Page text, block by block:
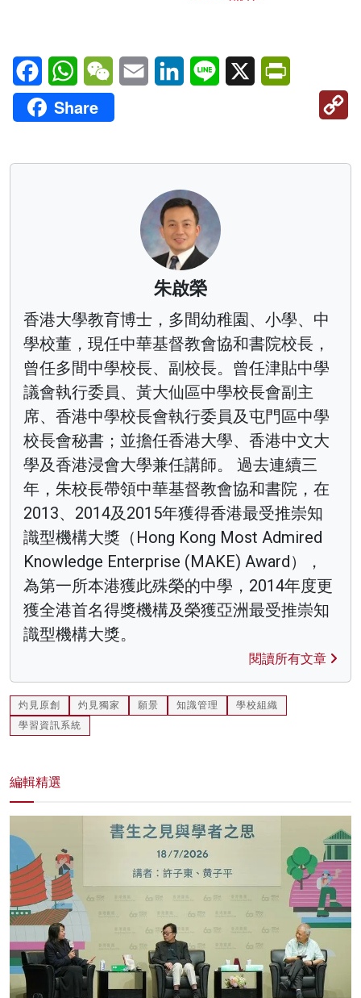
FacebookWhatsAppWeChatEmail LinkedInLine X
Share
朱啟榮
香港大學教育博士，多間幼稚園、小學、中
學校董，現任中華基督教會協和書院校長，
曾任多間中學校長、副校長。曾任津貼中學
議會執行委員、黃大仙區中學校長會副主
席、香港中學校長會執行委員及屯門區中學
校長會秘書；並擔任香港大學、香港中文大
學及香港浸會大學兼任講師。 過去連續三
年，朱校長帶領中華基督教會協和書院，在
2013、2014及2015年獲得香港最受推崇知
識型機構大獎（Hong Kong Most Admired
Knowledge Enterprise (MAKE) Award），
為第一所本港獲此殊榮的中學，2014年度更
獲全港首名得獎機構及榮獲亞洲最受推崇知
識型機構大獎。
閱讀所有文章
灼見原創 灼見獨家 願景 知識管理
學校組織
學習資訊系統
編輯精選